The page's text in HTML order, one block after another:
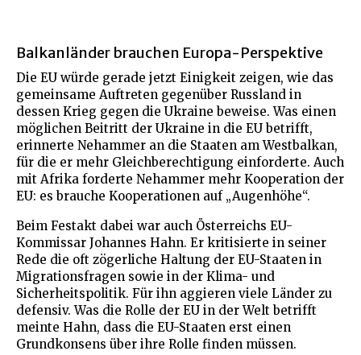
Balkanländer brauchen Europa-Perspektive
Die EU würde gerade jetzt Einigkeit zeigen, wie das
gemeinsame Auftreten gegenüber Russland in
dessen Krieg gegen die Ukraine beweise. Was einen
möglichen Beitritt der Ukraine in die EU betrifft,
erinnerte Nehammer an die Staaten am Westbalkan,
für die er mehr Gleichberechtigung einforderte. Auch
mit Afrika forderte Nehammer mehr Kooperation der
EU: es brauche Kooperationen auf „Augenhöhe“.
Beim Festakt dabei war auch Österreichs EU-
Kommissar Johannes Hahn. Er kritisierte in seiner
Rede die oft zögerliche Haltung der EU-Staaten in
Migrationsfragen sowie in der Klima- und
Sicherheitspolitik. Für ihn aggieren viele Länder zu
defensiv. Was die Rolle der EU in der Welt betrifft
meinte Hahn, dass die EU-Staaten erst einen
Grundkonsens über ihre Rolle finden müssen.